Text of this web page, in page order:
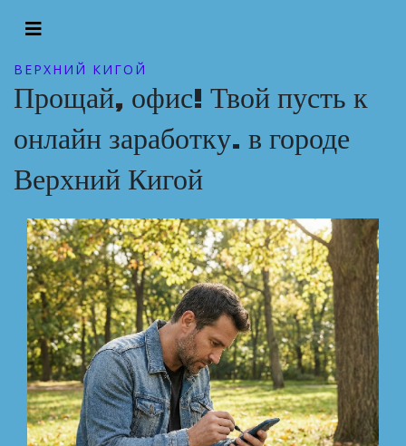
ВЕРХНИЙ КИГОЙ
Прощай, офис! Твой пусть к
онлайн заработку. в городе
Верхний Кигой